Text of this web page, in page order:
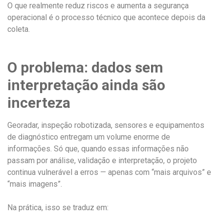
O que realmente reduz riscos e aumenta a segurança
operacional é o processo técnico que acontece depois da
coleta.
O problema: dados sem
interpretação ainda são
incerteza
Georadar, inspeção robotizada, sensores e equipamentos
de diagnóstico entregam um volume enorme de
informações. Só que, quando essas informações não
passam por análise, validação e interpretação, o projeto
continua vulnerável a erros — apenas com “mais arquivos” e
“mais imagens”.
Na prática, isso se traduz em: